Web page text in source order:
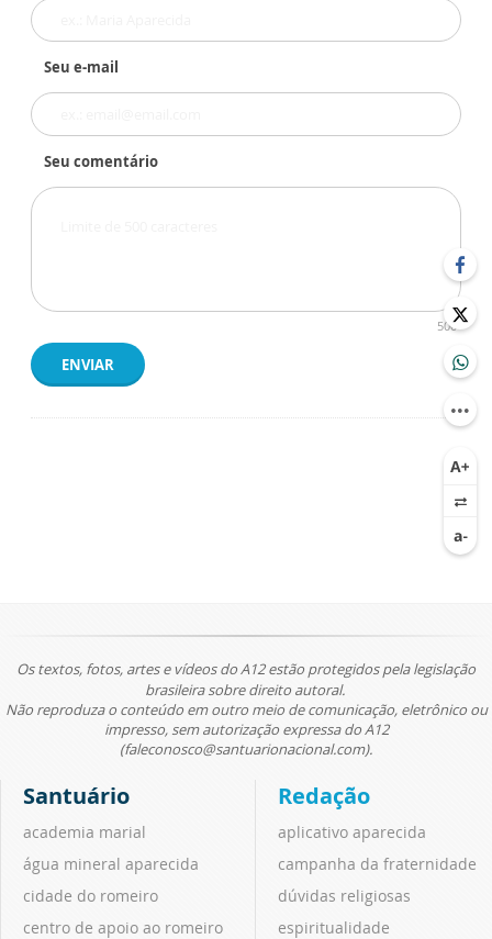
Seu e-mail
Seu comentário
500
ENVIAR
Os textos, fotos, artes e vídeos do A12 estão protegidos pela legislação
brasileira sobre direito autoral.
Não reproduza o conteúdo em outro meio de comunicação, eletrônico ou
impresso, sem autorização expressa do A12
(faleconosco@santuarionacional.com).
Santuário
academia marial
água mineral aparecida
cidade do romeiro
centro de apoio ao romeiro
Redação
aplicativo aparecida
campanha da fraternidade
dúvidas religiosas
espiritualidade